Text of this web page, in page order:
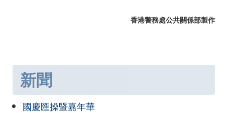
香港警務處公共關係部製作
新聞
國慶匯操暨嘉年華